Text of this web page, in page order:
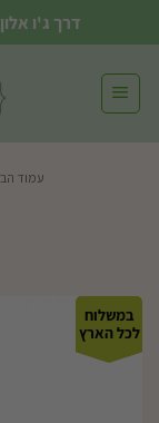
to
content
דרך ג'ו
עמוד
במשלוח
לכל הארץ